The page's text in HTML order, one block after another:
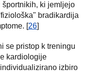
športnikih, ki jemljejo
bradikardija
[26]
se pristop k treningu
kardiologije
izbiro